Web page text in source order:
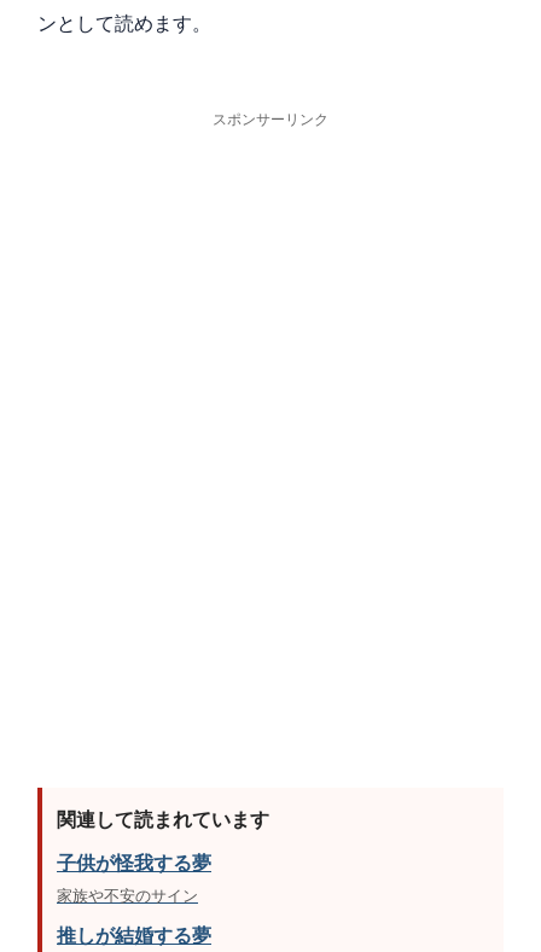
ンとして読めます。
スポンサーリンク
関連して読まれています
子供が怪我する夢
家族や不安のサイン
推しが結婚する夢